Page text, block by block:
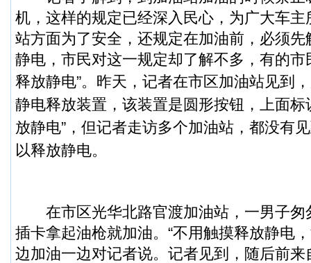
机，这样的规定已经深入民心，为广大车
站方面为了安全，还规定在加油前，必须
静电，市民对这一规定却了解不多，有的市
释放静电”。 昨天，记者在市区加油站见到
静电释放装置，该装置是圆形按钮，上面标
放静电”，但记者走访多个加油站，都没有
以释放静电。
在市区光华北路官渡加油站，一男子匆
插卡拿起油枪就加油。“不用触摸释放静电
边加油一边对记者说。记者见到，随后前